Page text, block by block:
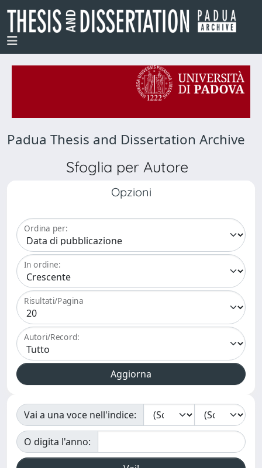
Padua Thesis and Dissertation Archive
Sfoglia per Autore
Opzioni
Ordina per:
In ordine:
Risultati/Pagina
Autori/Record:
Vai a una voce nell'indice:
O digita l'anno: